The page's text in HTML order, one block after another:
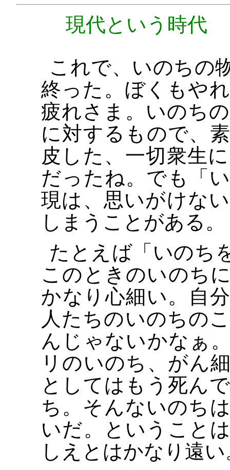
現代という時代
これで、いのちの
終った。ぼくもや
疲れさま。いのち
に対するもので、
皮した、一切衆生
だったね。でも「
現は、思いがけな
しまうことがある。
たとえば「いのち
このときのいのち
かなり心細い。自
人たちのいのちの
んじゃないかなぁ
リのいのち、がん
としてはもう死ん
ち。そんないのち
いだ。ということ
しえとはかなり遠い